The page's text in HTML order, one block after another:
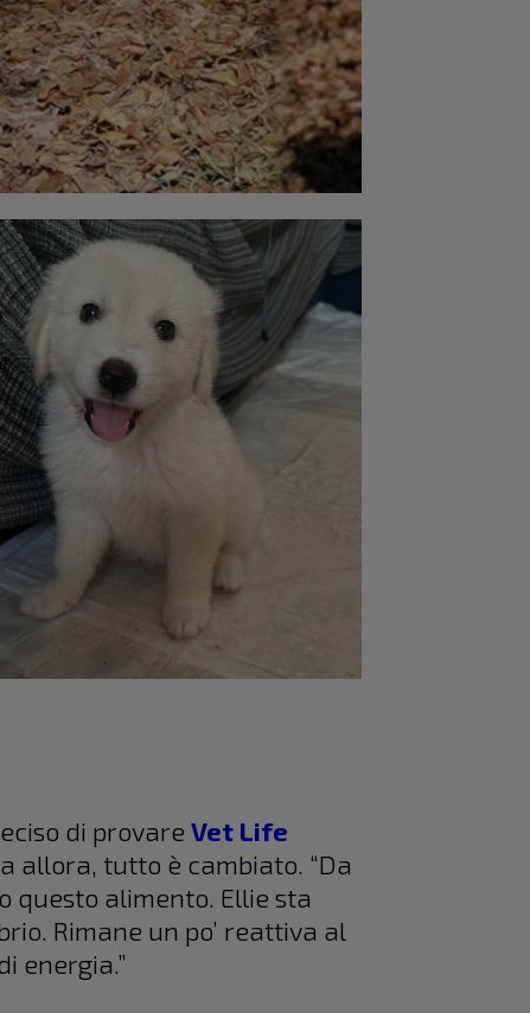
di provare Vet Life
allora, tutto è cambiato. “Da
questo alimento. Ellie sta
Rimane un po’ reattiva al
energia.”